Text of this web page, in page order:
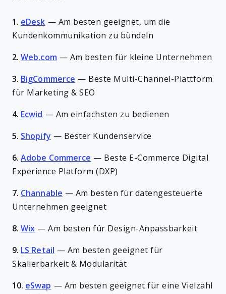
1. eDesk — Am besten geeignet, um die
Kundenkommunikation zu bündeln
2. Web.com — Am besten für kleine Unternehmen
3. BigCommerce — Beste Multi-Channel-Plattform
für Marketing & SEO
4. Ecwid — Am einfachsten zu bedienen
5. Shopify — Bester Kundenservice
6. Adobe Commerce — Beste E-Commerce Digital
Experience Platform (DXP)
7. Channable — Am besten für datengesteuerte
Unternehmen geeignet
8. Wix —Am besten für Design-Anpassbarkeit
9. LS Retail — Am besten geeignet für
Skalierbarkeit & Modularität
10. eSwap — Am besten geeignet für eine Vielzahl